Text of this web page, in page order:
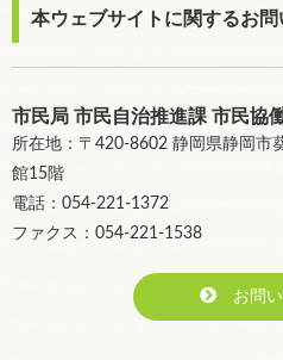
本ウェブサイトに関するお問
市民局 市民自治推進課 市民協
所在地：〒420-8602 静岡県静岡
館15階
電話：054-221-1372
ファクス：054-221-1538
お問い